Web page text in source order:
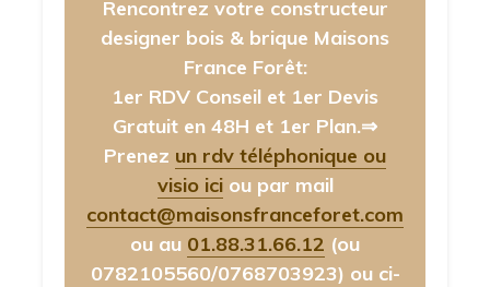
Rencontrez votre constructeur
designer bois & brique Maisons
France Forêt:
1er RDV Conseil et 1er Devis
Gratuit en 48H et 1er Plan.⇒
Prenez un rdv téléphonique ou
visio iciou par mail
contact@maisonsfranceforet.com
ou au 01.88.31.66.12 (ou
0782105560/0768703923) ou ci-